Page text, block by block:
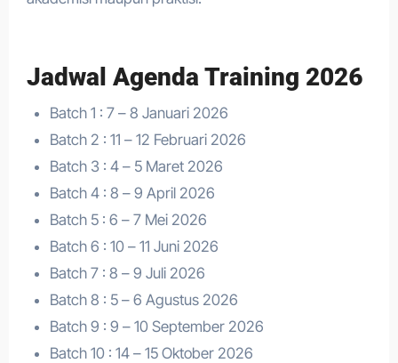
Jadwal Agenda Training 2026
Batch 1 : 7 – 8 Januari 2026
Batch 2 : 11 – 12 Februari 2026
Batch 3 : 4 – 5 Maret 2026
Batch 4 : 8 – 9 April 2026
Batch 5 : 6 – 7 Mei 2026
Batch 6 : 10 – 11 Juni 2026
Batch 7 : 8 – 9 Juli 2026
Batch 8 : 5 – 6 Agustus 2026
Batch 9 : 9 – 10 September 2026
Batch 10 : 14 – 15 Oktober 2026